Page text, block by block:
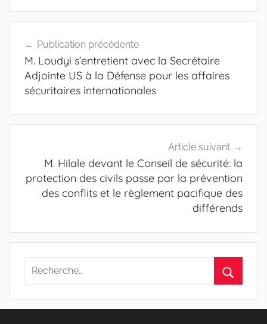
de
l’article
Publication précédente
M. Loudyi s’entretient avec la Secrétaire
Adjointe US à la Défense pour les affaires
sécuritaires internationales
Article suivant
M. Hilale devant le Conseil de sécurité: la
protection des civils passe par la prévention
des conflits et le règlement pacifique des
différends
Recherche
: